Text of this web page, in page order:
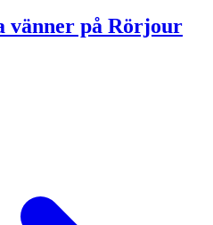
vänner på Rörjour